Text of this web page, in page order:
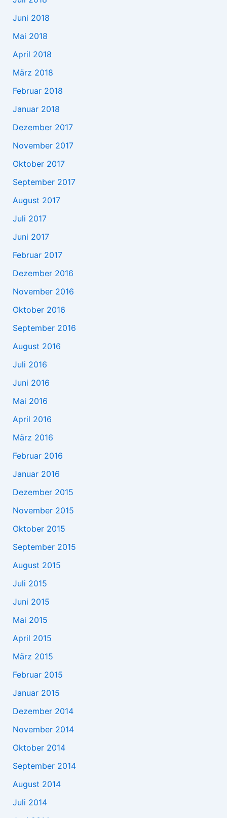
Juni 2018
Mai 2018
April 2018
März 2018
Februar 2018
Januar 2018
Dezember 2017
November 2017
Oktober 2017
September 2017
August 2017
Juli 2017
Juni 2017
Februar 2017
Dezember 2016
November 2016
Oktober 2016
September 2016
August 2016
Juli 2016
Juni 2016
Mai 2016
April 2016
März 2016
Februar 2016
Januar 2016
Dezember 2015
November 2015
Oktober 2015
September 2015
August 2015
Juli 2015
Juni 2015
Mai 2015
April 2015
März 2015
Februar 2015
Januar 2015
Dezember 2014
November 2014
Oktober 2014
September 2014
August 2014
Juli 2014